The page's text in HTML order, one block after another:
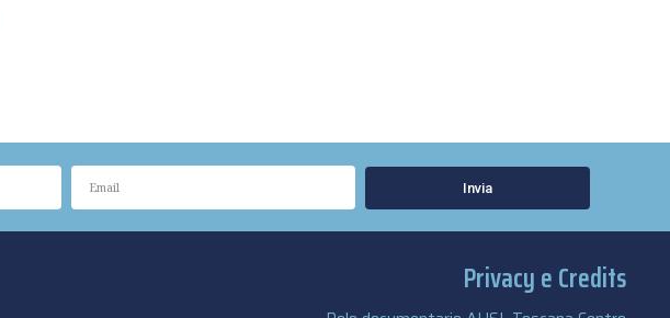
Invia
Privacy e Credits